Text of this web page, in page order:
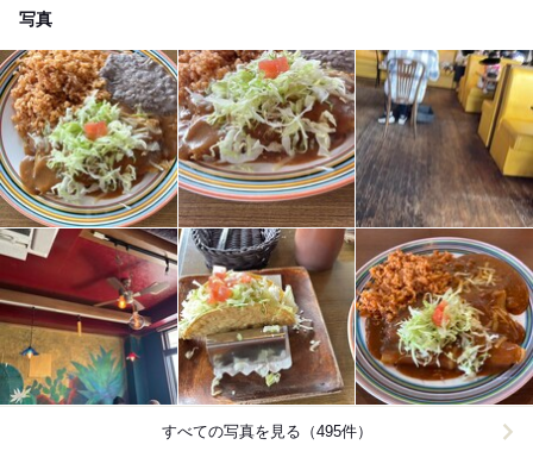
写真
すべての写真を見る（495件）